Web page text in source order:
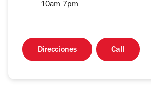
10am-7pm
Direcciones Call